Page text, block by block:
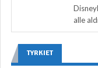
alle
TYRKIET